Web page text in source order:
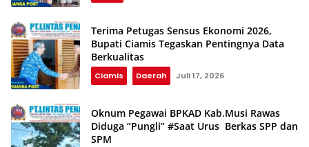
Terima Petugas Sensus Ekonomi 2026,
Bupati Ciamis Tegaskan Pentingnya Data
Berkualitas
Ciamis Daerah Juli 17, 2026
Oknum Pegawai BPKAD Kab.Musi Rawas
Diduga “Pungli” #Saat Urus Berkas SPP dan
SPM